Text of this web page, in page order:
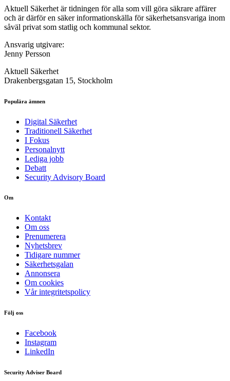
Aktuell Säkerhet är tidningen för alla som vill göra säkrare affärer
och är därför en säker informationskälla för säkerhets­ansvariga inom
såväl privat som statlig och kommunal sektor.
Ansvarig utgivare:
Jenny Persson
Aktuell Säkerhet
Drakenbergsgatan 15, Stockholm
Populära ämnen
Digital Säkerhet
Traditionell Säkerhet
I Fokus
Personalnytt
Lediga jobb
Debatt
Security Advisory Board
Om
Kontakt
Om oss
Prenumerera
Nyhetsbrev
Tidigare nummer
Säkerhetsgalan
Annonsera
Om cookies
Vår integritetspolicy
Följ oss
Facebook
Instagram
LinkedIn
Security Adviser Board